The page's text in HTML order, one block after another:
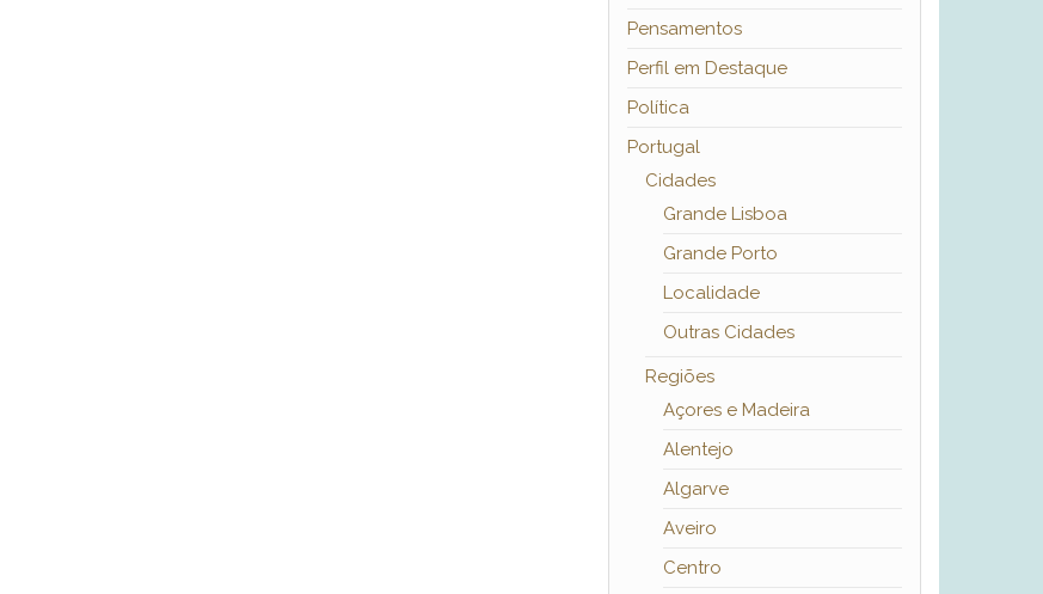
Pensamentos
Perfil em Destaque
Política
Portugal
Cidades
Grande Lisboa
Grande Porto
Localidade
Outras Cidades
Regiões
Açores e Madeira
Alentejo
Algarve
Aveiro
Centro